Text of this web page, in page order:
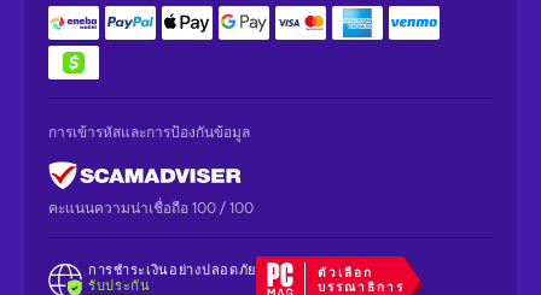
การเข้ารหัสและการป้องกันข้อมูล
คะแนนความน่าเชื่อถือ 100 / 100
การชำระเงินอย่างปลอดภัย
รับประกัน
ตัวเลือก
บรรณาธิการ